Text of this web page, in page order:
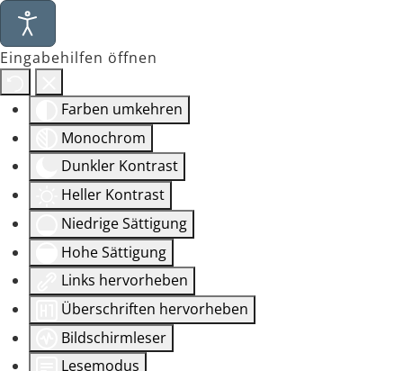
Eingabehilfen öffnen
Farben umkehren
Monochrom
Dunkler Kontrast
Heller Kontrast
Niedrige Sättigung
Hohe Sättigung
Links hervorheben
Überschriften hervorheben
Bildschirmleser
Lesemodus